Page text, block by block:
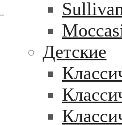
Детские